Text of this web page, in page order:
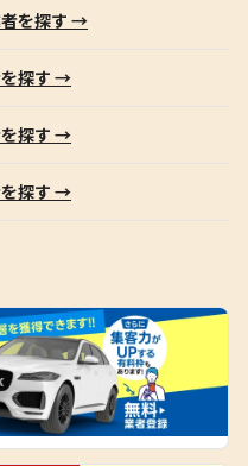
者を探す →
を探す →
を探す →
を探す →